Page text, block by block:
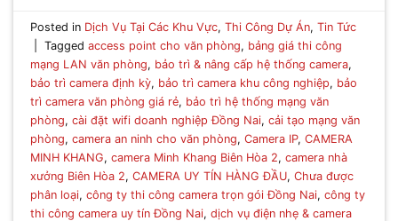
Posted in Dịch Vụ Tại Các Khu Vực,Thi Công Dự Án,Tin Tức
Taggedaccess point cho văn phòng, bảng giá thi công
mạng LAN văn phòng, bảo trì & nâng cấp hệ thống camera,
bảo trì camera định kỳ, bảo trì camera khu công nghiệp, bảo
trì camera văn phòng giá rẻ, bảo trì hệ thống mạng văn
phòng,cài đặt wifi doanh nghiệp Đồng Nai,cải tạo mạng văn
phòng,camera an ninh cho văn phòng,Camera IP,CAMERA
MINH KHANG,camera Minh Khang Biên Hòa 2,camera nhà
xưởng Biên Hòa 2,CAMERA UY TÍN HÀNG ĐẦU,Chưa được
phân loại,công ty thi công camera trọn gói Đồng Nai,công ty
thi công camera uy tín Đồng Nai,dịch vụ điện nhẹ & camera